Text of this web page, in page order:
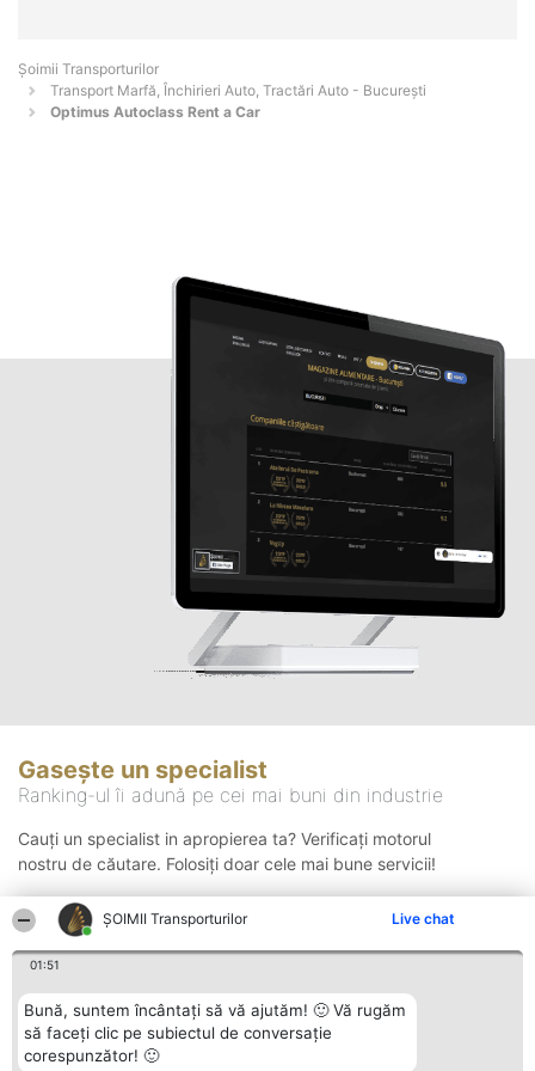
ȘOIMII Transporturilor Live chat
01:51
Bună, suntem încântați să vă ajutăm! 🙂 Vă rugăm
să faceți clic pe subiectul de conversație
corespunzător! 🙂
Șoimii Transporturilor
Transport Marfă, Închirieri Auto, Tractări Auto - Bucureşti
Optimus Autoclass Rent a Car
Gasește un specialist
Ranking-ul îi adună pe cei mai buni din industrie
Cauți un specialist in apropierea ta? Verificați motorul
nostru de căutare. Folosiți doar cele mai bune servicii!